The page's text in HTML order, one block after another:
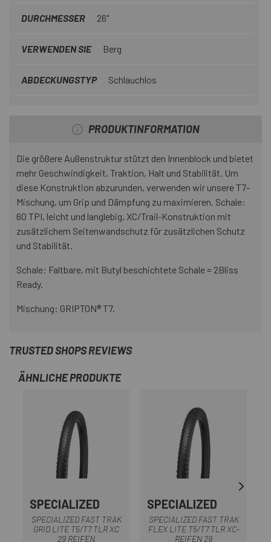
DURCHMESSER 26"
VERWENDEN SIE Berg
ABDECKUNGSTYP Schlauchlos
PRODUKTINFORMATION
Die größere Außenstruktur stützt den Innenblock und bietet
mehr Geschwindigkeit, Traktion, Halt und Stabilität. Um
diese Konstruktion abzurunden, verwenden wir unsere T7-
Mischung, um Grip und Dämpfung zu maximieren. Schale:
60 TPI, leicht und langlebig, XC/Trail-Konstruktion mit
zusätzlichem Seitenwandschutz für zusätzlichen Schutz
und Stabilität.
Schale: Faltbare, mit Butyl beschichtete Schale = 2Bliss
Ready.
Mischung: GRIPTON® T7.
TRUSTED SHOPS REVIEWS
ÄHNLICHE PRODUKTE
SPECIALIZED
SPECIALIZED FAST TRAK
GRID LITE T5/T7 TLR XC
29 REIFEN
SPECIALIZED
SPECIALIZED FAST TRAK
FLEX LITE T5/T7 TLR XC-
REIFEN 29